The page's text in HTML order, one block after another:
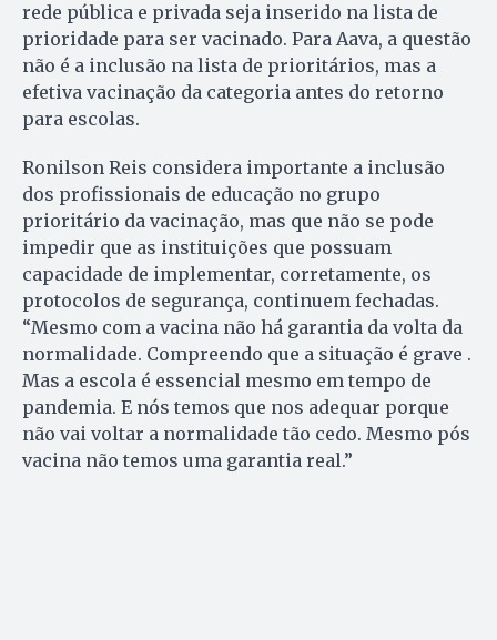
rede pública e privada seja inserido na lista de
prioridade para ser vacinado. Para Aava, a questão
não é a inclusão na lista de prioritários, mas a
efetiva vacinação da categoria antes do retorno
para escolas.
Ronilson Reis considera importante a inclusão
dos profissionais de educação no grupo
prioritário da vacinação, mas que não se pode
impedir que as instituições que possuam
capacidade de implementar, corretamente, os
protocolos de segurança, continuem fechadas.
“Mesmo com a vacina não há garantia da volta da
normalidade. Compreendo que a situação é grave .
Mas a escola é essencial mesmo em tempo de
pandemia. E nós temos que nos adequar porque
não vai voltar a normalidade tão cedo. Mesmo pós
vacina não temos uma garantia real.”